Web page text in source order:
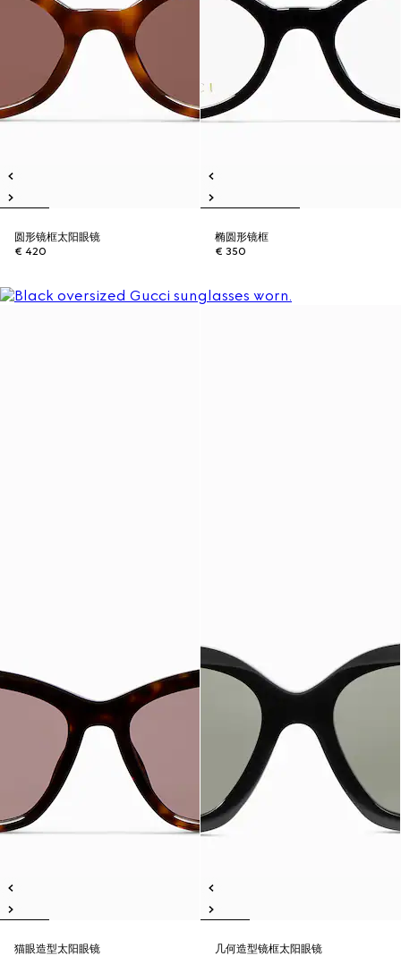
圆形镜框太阳眼镜
€ 420
椭圆形镜框
€ 350
猫眼造型太阳眼镜
几何造型镜框太阳眼镜